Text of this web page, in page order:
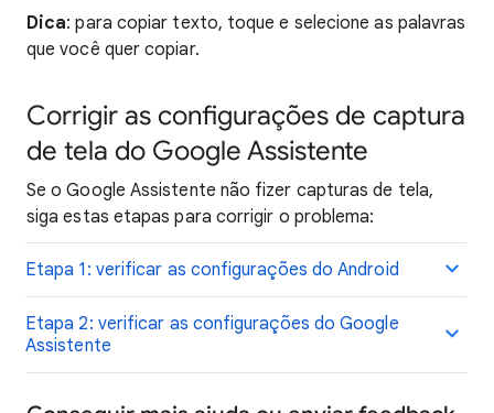
Dica: para copiar texto, toque e selecione as palavras
que você quer copiar.
Corrigir as configurações de captura
de tela do Google Assistente
Se o Google Assistente não fizer capturas de tela,
siga estas etapas para corrigir o problema:
Etapa 1: verificar as configurações do Android
Etapa 2: verificar as configurações do Google
Assistente